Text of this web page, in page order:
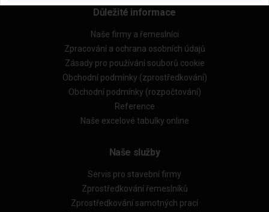
Důležité informace
Naše firmy a řemeslníci
Zpracování a ochrana osobních údajů
Zásady pro používání souborů cookie
Obchodní podmínky (zprostředkování)
Obchodní podmínky (rozpočtování)
Reference
Naše excelové tabulky online
Naše služby
Servis pro stavební firmy
Zprostředkování řemeslníků
Zprostředkování samotných prací